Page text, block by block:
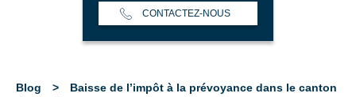
Blog >
Baisse de l’impôt à la prévoyance dans le canton
CONTACTEZ-NOUS